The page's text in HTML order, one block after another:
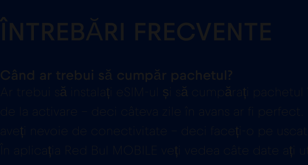
ÎNTREBĂRI FRECVENTE
Când ar trebui să cumpăr pachetul?
Ar trebui să instalați eSIM-ul și să cumpărați
de la activare – deci câteva zile în avans ar fi
aveți nevoie de conectivitate – deci faceți-o pe
În aplicația Red Bul MOBILE veți vedea câte date ați